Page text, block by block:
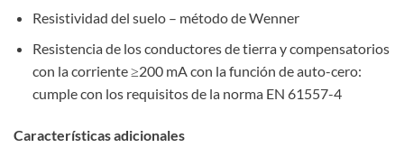
Resistividad del suelo – método de Wenner
Resistencia de los conductores de tierra y compensatorios
con la corriente ≥200 mA con la función de auto-cero:
cumple con los requisitos de la norma EN 61557-4
Características adicionales